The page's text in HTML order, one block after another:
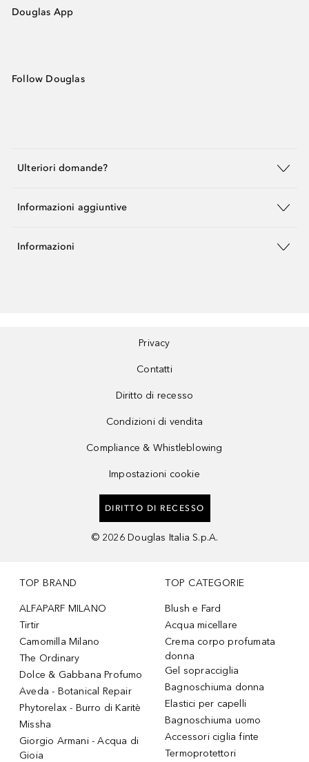
Douglas App
Follow Douglas
Ulteriori domande?
Informazioni aggiuntive
Informazioni
Privacy
Contatti
Diritto di recesso
Condizioni di vendita
Compliance & Whistleblowing
Impostazioni cookie
DIRITTO DI RECESSO
© 2026 Douglas Italia S.p.A.
TOP BRAND
ALFAPARF MILANO
Tirtir
Camomilla Milano
The Ordinary
Dolce & Gabbana Profumo
Aveda - Botanical Repair
Phytorelax - Burro di Karitè
Missha
Giorgio Armani - Acqua di
Gioia
TOP CATEGORIE
Blush e Fard
Acqua micellare
Crema corpo profumata
donna
Gel sopracciglia
Bagnoschiuma donna
Elastici per capelli
Bagnoschiuma uomo
Accessori ciglia finte
Termoprotettori